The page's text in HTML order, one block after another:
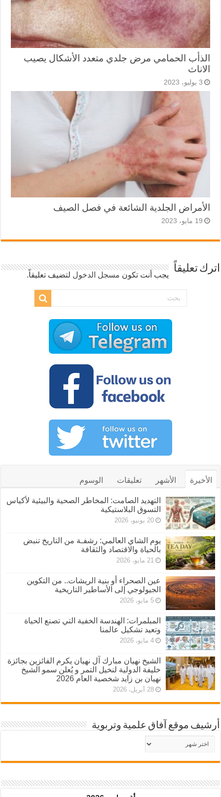
الذأب الحمامي مرض جلدي متعدد الأشكال يصيب
الاناث
3 يوليو، 2023
الأمراض الجلدية الشائعة في فصل الصيف
19 مايو، 2023
اترك تعليقاً
يجب أنت تكون مسجل الدخول لتضيف تعليقاً.
الأخيرة الأشهر تعليقات الوسوم
التهديد الصامت: المخاطر الصحية والبيئية لأكياس
التسوق البلاستيكية
20 يونيو، 2026
يوم الشاي العالمي: رشفـة من التاريخ تنبض
بالحياة والاقتصاد والثقافة
21 مايو، 2026
عين الصحراء أو بنية الريشات.. من التكوين
الجيولوجي إلى الأساطير التاريخية
5 مايو، 2026
المبلمرات: الهندسة الخفية التي تصنع الحياة
وتعيد تشكيل عالمنا
4 مايو، 2026
الشيخ نهيان مبارك آل نهيان يكرم الفائزين بجائزة
خليفة الدولية لنخيل التمر و يُعلن سمو الشيخ
نهيان بن زايد شخصية العام 2026
28 أبريل، 2026
أرشيف موقع آفاق علمية وتربوية
أرشيف
موقع